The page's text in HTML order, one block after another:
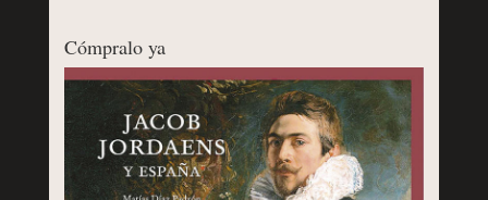
Cómpralo ya